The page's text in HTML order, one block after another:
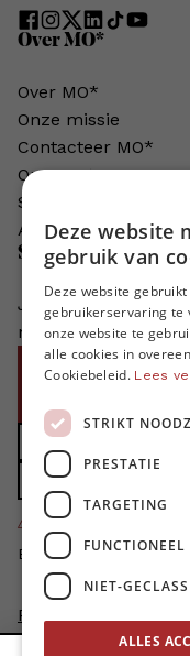
Over MO*
Over MO*
Onze missie
Contacteer MO*
Onze auteurs
Schrijven voor MO*?
Adverteren in MO*
Steun MO*
Je helpt ons
niet zonder jouw
Doe een gift
Zet MO* in uw
4424
Bedankt voor jullie
Privacybeleid
Disclaimer
Deze website
gebruik van
Deze website
gebruikerservaring te
onze website te
alle cookies in
Cookiebeleid. Lees
STRIKT
PRESTATIE
TARGETING
FUNCTIONEEL
NIET-
ALLES